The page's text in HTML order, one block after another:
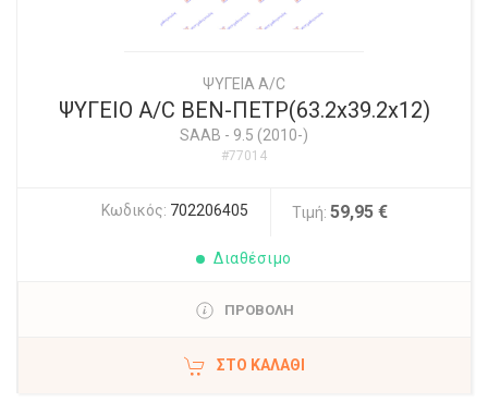
ΨΥΓΕΙΑ A/C
ΨΥΓΕΙΟ A/C BEN-ΠΕΤΡ(63.2x39.2x12)
SAAB - 9.5 (2010-)
#77014
Κωδικός: 702206405 Τιμή: 59,95 €
Διαθέσιμο
ΠΡΟΒΟΛΗ
ΣΤΟ ΚΑΛΆΘΙ